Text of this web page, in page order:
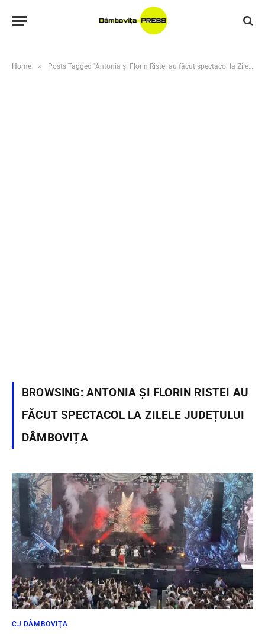
Home » Posts Tagged "Antonia și Florin Ristei au făcut spectacol la Zilele Județului Dâmbovița"
BROWSING: ANTONIA ȘI FLORIN RISTEI AU
FĂCUT SPECTACOL LA ZILELE JUDEȚULUI
DÂMBOVIȚA
CJ DÂMBOVIŢA